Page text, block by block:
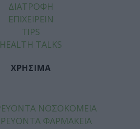
ΔΙΑΤΡΟΦΗ
ΕΠΙΧΕΙΡΕΙΝ
TIPS
HEALTH TALKS
ΧΡΗΣΙΜΑ
ΝΟΣΟΚΟΜΕΙΑ
ΦΑΡΜΑΚΕΙΑ